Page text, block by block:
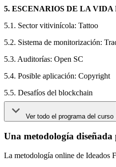
5. ESCENARIOS DE LA
5.1. Sector vitivinícola: Tattoo
5.2. Sistema de monitorización:
5.3. Auditorías: Open SC
5.4. Posible aplicación: Copyright
5.5. Desafíos del blockchain
Ver todo el programa del curso
Una metodología
La metodología online de Ideados